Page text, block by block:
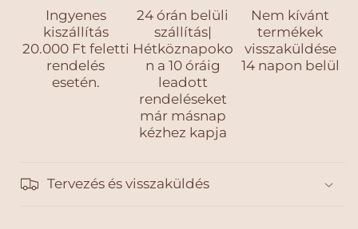
Ingyenes
kiszállítás
20.000 Ft feletti
rendelés
esetén.
24 órán belüli
szállítás|
Hétköznapoko
n a 10 óráig
leadott
rendeléseket
már másnap
kézhez kapja
Nem kívánt
termékek
visszaküldése
14 napon belül
Tervezés és visszaküldés